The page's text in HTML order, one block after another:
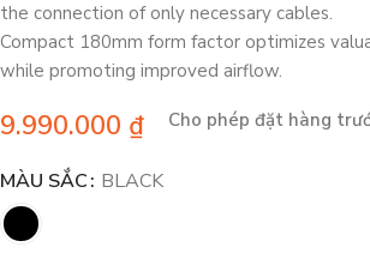
the connection of only necessary cables.
Compact 180mm form factor optimizes
while promoting improved airflow.
9.990.000 ₫ Cho phép đặt hàng
MÀU SẮC BLACK